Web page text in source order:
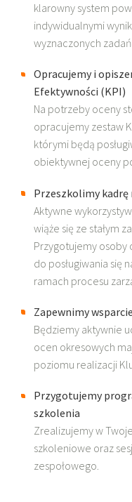
klarowny system
indywidualnymi
wyznaczonych
Opracujemy i
Efektywności (KPI)
Na potrzeby oceny
opracujemy zestaw
którymi będą
obiektywnej oceny
Przeszkolimy kadrę
Aktywne
wiąże się ze stałym
Przygotujemy
do posługiwania się
ramach procesu
Zapewnimy
Będziemy aktywnie
ocen okresowych
poziomu realizacji
Przygotujemy
szkolenia
Zrealizujemy w
szkoleniowe oraz
zespołowego.